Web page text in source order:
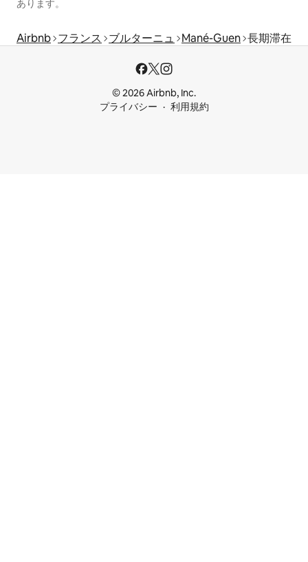
あります。
Airbnb フランス ブルターニュ Mané-Guen 長期滞在
© 2026 Airbnb, Inc.
プライバシー
利用規約